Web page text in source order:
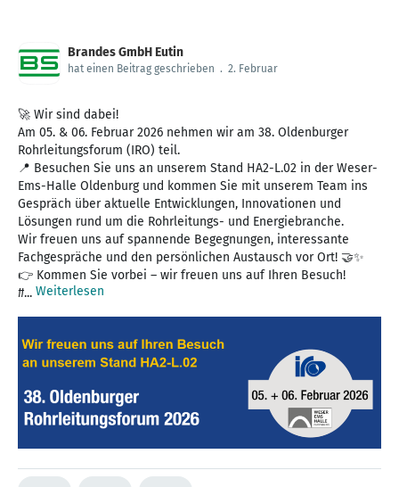
Brandes GmbH Eutin
hat einen Beitrag geschrieben . 2. Februar
🚀 Wir sind dabei!
Am 05. & 06. Februar 2026 nehmen wir am 38. Oldenburger
Rohrleitungsforum (IRO) teil.
📍 Besuchen Sie uns an unserem Stand HA2-L.02 in der Weser-
Ems-Halle Oldenburg und kommen Sie mit unserem Team ins
Gespräch über aktuelle Entwicklungen, Innovationen und
Lösungen rund um die Rohrleitungs- und Energiebranche.
Wir freuen uns auf spannende Begegnungen, interessante
Fachgespräche und den persönlichen Austausch vor Ort! 🤝✨
👉 Kommen Sie vorbei – wir freuen uns auf Ihren Besuch!
#... Weiterlesen